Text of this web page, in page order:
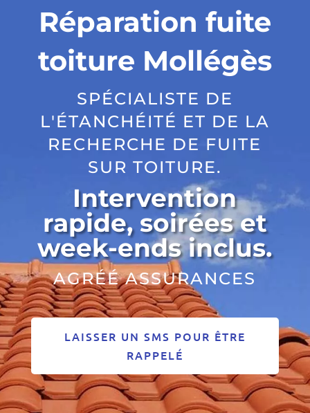
Réparation fuite
toiture Mollégès
SPÉCIALISTE DE
L'ÉTANCHÉITÉ ET DE LA
RECHERCHE DE FUITE
SUR TOITURE.
Intervention
rapide, soirées et
week-ends inclus.
AGRÉÉ ASSURANCES
LAISSER UN SMS POUR ÊTRE
RAPPELÉ